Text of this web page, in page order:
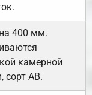
400 мм.
камерной
сорт АВ.